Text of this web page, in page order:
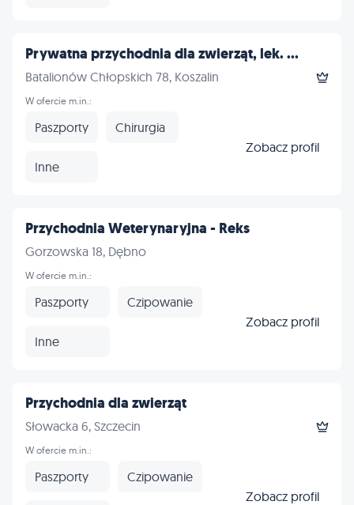
Prywatna przychodnia dla zwierząt, lek. ...
Batalionów Chłopskich 78, Koszalin
W ofercie m.in.:
Paszporty Chirurgia
Inne
Zobacz profil
Przychodnia Weterynaryjna - Reks
Gorzowska 18, Dębno
W ofercie m.in.:
Paszporty Czipowanie
Inne
Zobacz profil
Przychodnia dla zwierząt
Słowacka 6, Szczecin
W ofercie m.in.:
Paszporty Czipowanie
Zobacz profil